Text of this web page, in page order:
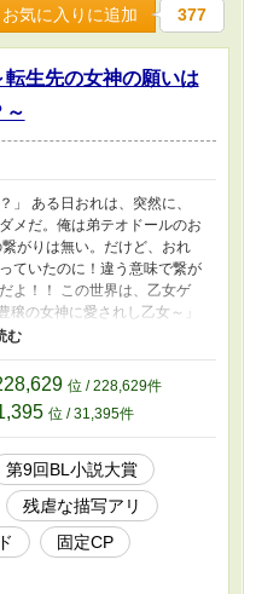
お気に入りに追加 377
転生先の女神の願いは
～
」 ある日おれは、突然に、
メだ。俺は弟テオドールのお
がりは無い。だけど、おれ
ていたのに！違う意味で繋が
よ！！ この世界は、乙女ゲ
の女神に愛されし乙女～」
者同士でBLしてるし、ゲー
！ もっとも、その世界そのま
んでるけどね！？今世こそや
おれは一体どうしたらいいん
れと弟による、おれと弟の
溺愛執着義弟（本来攻略
不憫な兄（転生者）の固定
弟と表記されています。 ※
位 / 228,629件
位 / 31,395件
第9回BL小説大賞
残虐な描写アリ
固定CP